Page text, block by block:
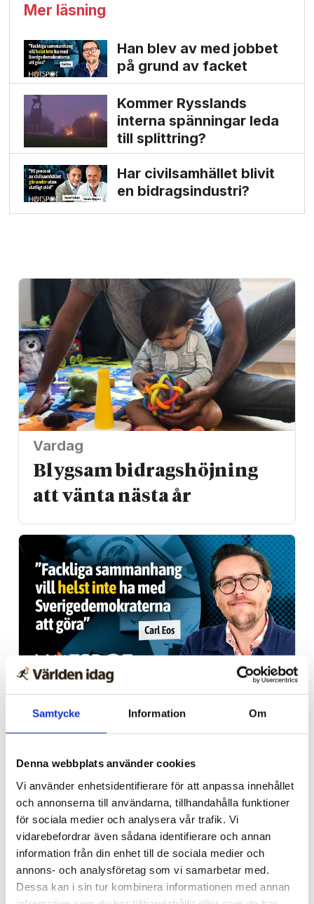
Samtycke Information Om
Denna webbplats använder cookies
Vi använder enhetsidentifierare för att anpassa innehållet
och annonserna till användarna, tillhandahålla funktioner
för sociala medier och analysera vår trafik. Vi
vidarebefordrar även sådana identifierare och annan
information från din enhet till de sociala medier och
annons- och analysföretag som vi samarbetar med.
Dessa kan i sin tur kombinera informationen med annan
Mer läsning
Han blev av med jobbet
på grund av facket
Kommer Rysslands
interna spänningar leda
till splittring?
Har civilsamhället blivit
en bidrags­industri?
Vardag
Blygsam bidrags­höjning
att vänta nästa år
Han blev av med jobbet på